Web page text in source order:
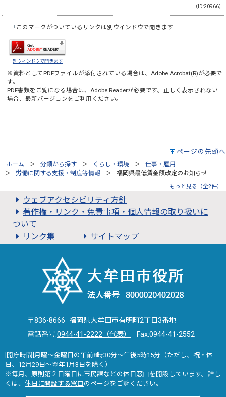
（ID:20966）
このマークがついているリンクは別ウインドウで開きます
別ウィンドウで開きます
※資料としてPDFファイルが添付されている場合は、Adobe Acrobat(R)が必要で
す。
PDF書類をご覧になる場合は、Adobe Readerが必要です。正しく表示されない
場合、最新バージョンをご利用ください。
ページの先頭へ
ホーム 分類から探す くらし・環境
仕事・雇用
労働に関する支援・制度等情報
福岡県最低賃金額改定のお知らせ
もっと見る（全2件）
ウェブアクセシビリティ方針
著作権・リンク・免責事項・個人情報の取り扱いに
ついて
リンク集
サイトマップ
〒836-8666 福岡県大牟田市有明町2丁目3番地
電話番号:0944-41-2222（代表） Fax:0944-41-2552
[開庁時間]月曜～金曜日の午前8時30分～午後5時15分（ただし、祝・休
日、12月29日～翌年1月3日を除く）
※毎月、原則第２日曜日に市民課などの休日窓口を開設しています。詳し
くは、 休日に開設する窓口のページをご覧ください。